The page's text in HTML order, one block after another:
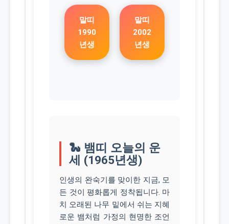
말띠
1990
년생
말띠
2002
년생
🐍 뱀띠 오늘의 운
세 (1965년생)
인생의 완숙기를 맞이한 지금, 모
든 것이 평화롭게 정착됩니다. 마
치 오래된 나무 밑에서 쉬는 지혜
로운 뱀처럼 가정의 현명한 조언